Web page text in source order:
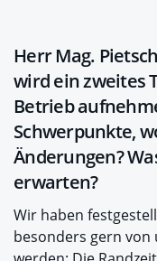
Herr Mag.
wird ein zweites
Betrieb
Schwerpunkte,
Änderungen?
erwarten?
Wir haben
besonders gern von